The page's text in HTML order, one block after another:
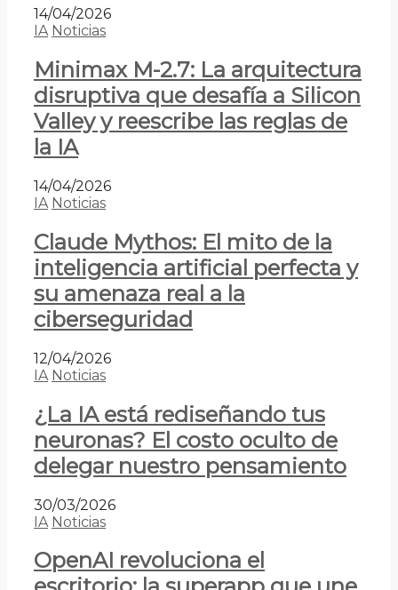
14/04/2026
IA Noticias
Minimax M-2.7: La arquitectura
disruptiva que desafía a Silicon
Valley y reescribe las reglas de
la IA
14/04/2026
IA Noticias
Claude Mythos: El mito de la
inteligencia artificial perfecta y
su amenaza real a la
ciberseguridad
12/04/2026
IA Noticias
¿La IA está rediseñando tus
neuronas? El costo oculto de
delegar nuestro pensamiento
30/03/2026
IA Noticias
OpenAI revoluciona el